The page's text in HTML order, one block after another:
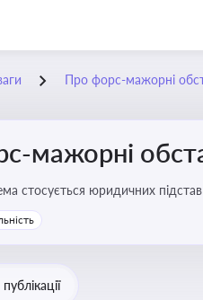
Про форс-мажорні
мажорні
стосується юридичних
публікації